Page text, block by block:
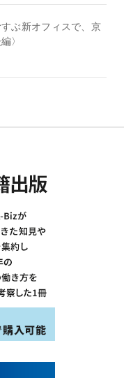
ぶ新オフィスで、京
〉